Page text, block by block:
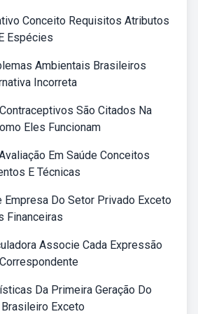
Conceito Requisitos Atributos
Espécies
Ambientais Brasileiros
Incorreta
São Citados Na
Eles Funcionam
Em Saúde Conceitos
E Técnicas
Empresa Do Setor Privado Exceto
Financeiras
Associe Cada Expressão
Da Primeira Geração Do
Exceto